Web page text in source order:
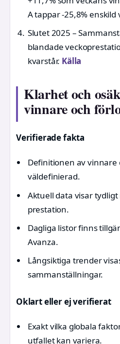
A tappar -25,8% enskild
Slutet 2025 –
blandade
kvarstår. Källa
Klarhet och
vinnare och
Verifierade fakta
Definitionen av
väldefinierad.
Aktuell data visar
prestation.
Dagliga listor finns
Avanza.
Långsiktiga trender
sammanställningar.
Oklart eller ej verifierat
Exakt vilka globala
utfallet kan variera.